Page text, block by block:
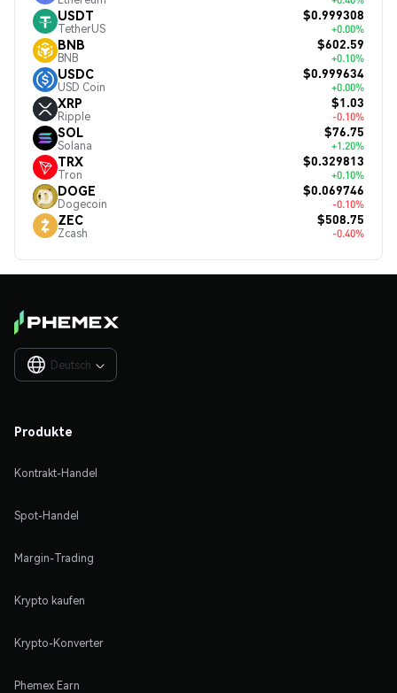
USDT
TetherUS
$0.999308
+0.00%
BNB
BNB
$602.59
+0.10%
USDC
USD Coin
$0.999634
+0.00%
XRP
Ripple
$1.03
-0.10%
SOL
Solana
$76.75
+1.20%
TRX
Tron
$0.329813
+0.10%
DOGE
Dogecoin
$0.069746
-0.10%
ZEC
Zcash
$508.75
-0.40%
Deutsch 
Produkte
Kontrakt-Handel
Spot-Handel
Margin-Trading
Krypto kaufen
Krypto-Konverter
Phemex Earn